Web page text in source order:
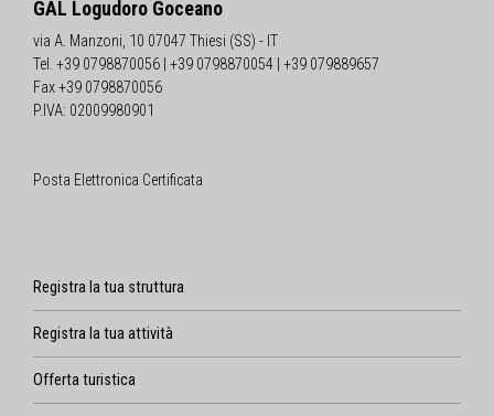
GAL Logudoro Goceano
via A. Manzoni, 10 07047 Thiesi (SS) - IT
Tel. +39 0798870056 | +39 0798870054 | +39 079889657
Fax +39 0798870056
P.IVA: 02009980901
Posta Elettronica Certificata
Registra la tua struttura
Registra la tua attività
Offerta turistica